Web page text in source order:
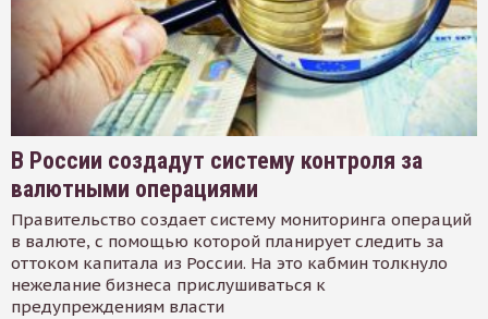
В России создадут систему контроля за
валютными операциями
Правительство создает систему мониторинга операций
в валюте, с помощью которой планирует следить за
оттоком капитала из России. На это кабмин толкнуло
нежелание бизнеса прислушиваться к
предупреждениям власти